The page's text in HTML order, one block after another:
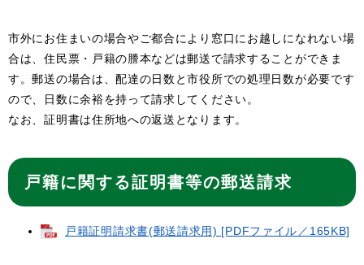
市外にお住まいの場合やご都合により窓口にお越しになれない場
合は、住民票・戸籍の謄本などは郵送で請求することができま
す。郵送の場合は、配達の日数と市役所での処理日数が必要です
ので、日数に余裕を持って請求してください。
なお、証明書は住所地への返送となります。
戸籍に関する証明書等の郵送請求
戸籍証明請求書(郵送請求用) [PDFファイル／165KB]